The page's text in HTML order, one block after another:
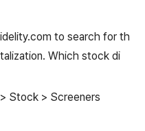
to search for th
Which stock di
Stock > Screeners